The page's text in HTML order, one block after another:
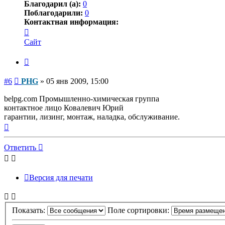
Благодарил (а): 0
Поблагодарили: 0
Контактная информация:
информация
пользователя
Сайт
#6 Сообщение
PHG » 05 янв 2009, 15:00
belpg.com Промышленно-химическая группа
контактное лицо Ковалевич Юрий
гарантии, лизинг, монтаж, наладка, обслуживание.
началу
Ответить
Версия для печати
Показать: Поле сортировки: